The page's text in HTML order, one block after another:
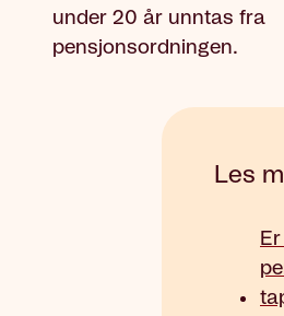
under 20 år unntas fra
pensjonsordningen.
Les